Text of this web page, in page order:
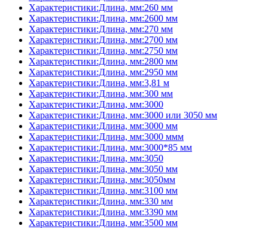
Характеристики:Длина, мм:260 мм
Характеристики:Длина, мм:2600 мм
Характеристики:Длина, мм:270 мм
Характеристики:Длина, мм:2700 мм
Характеристики:Длина, мм:2750 мм
Характеристики:Длина, мм:2800 мм
Характеристики:Длина, мм:2950 мм
Характеристики:Длина, мм:3,81 м
Характеристики:Длина, мм:300 мм
Характеристики:Длина, мм:3000
Характеристики:Длина, мм:3000 или 3050 мм
Характеристики:Длина, мм:3000 мм
Характеристики:Длина, мм:3000 ммм
Характеристики:Длина, мм:3000*85 мм
Характеристики:Длина, мм:3050
Характеристики:Длина, мм:3050 мм
Характеристики:Длина, мм:3050мм
Характеристики:Длина, мм:3100 мм
Характеристики:Длина, мм:330 мм
Характеристики:Длина, мм:3390 мм
Характеристики:Длина, мм:3500 мм